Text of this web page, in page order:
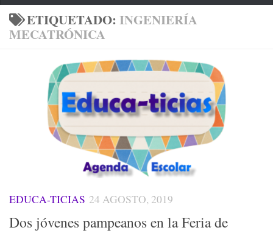
ETIQUETADO: INGENIERÍA
MECATRÓNICA
EDUCA-TICIAS 24 AGOSTO, 2019
Dos jóvenes pampeanos en la Feria de